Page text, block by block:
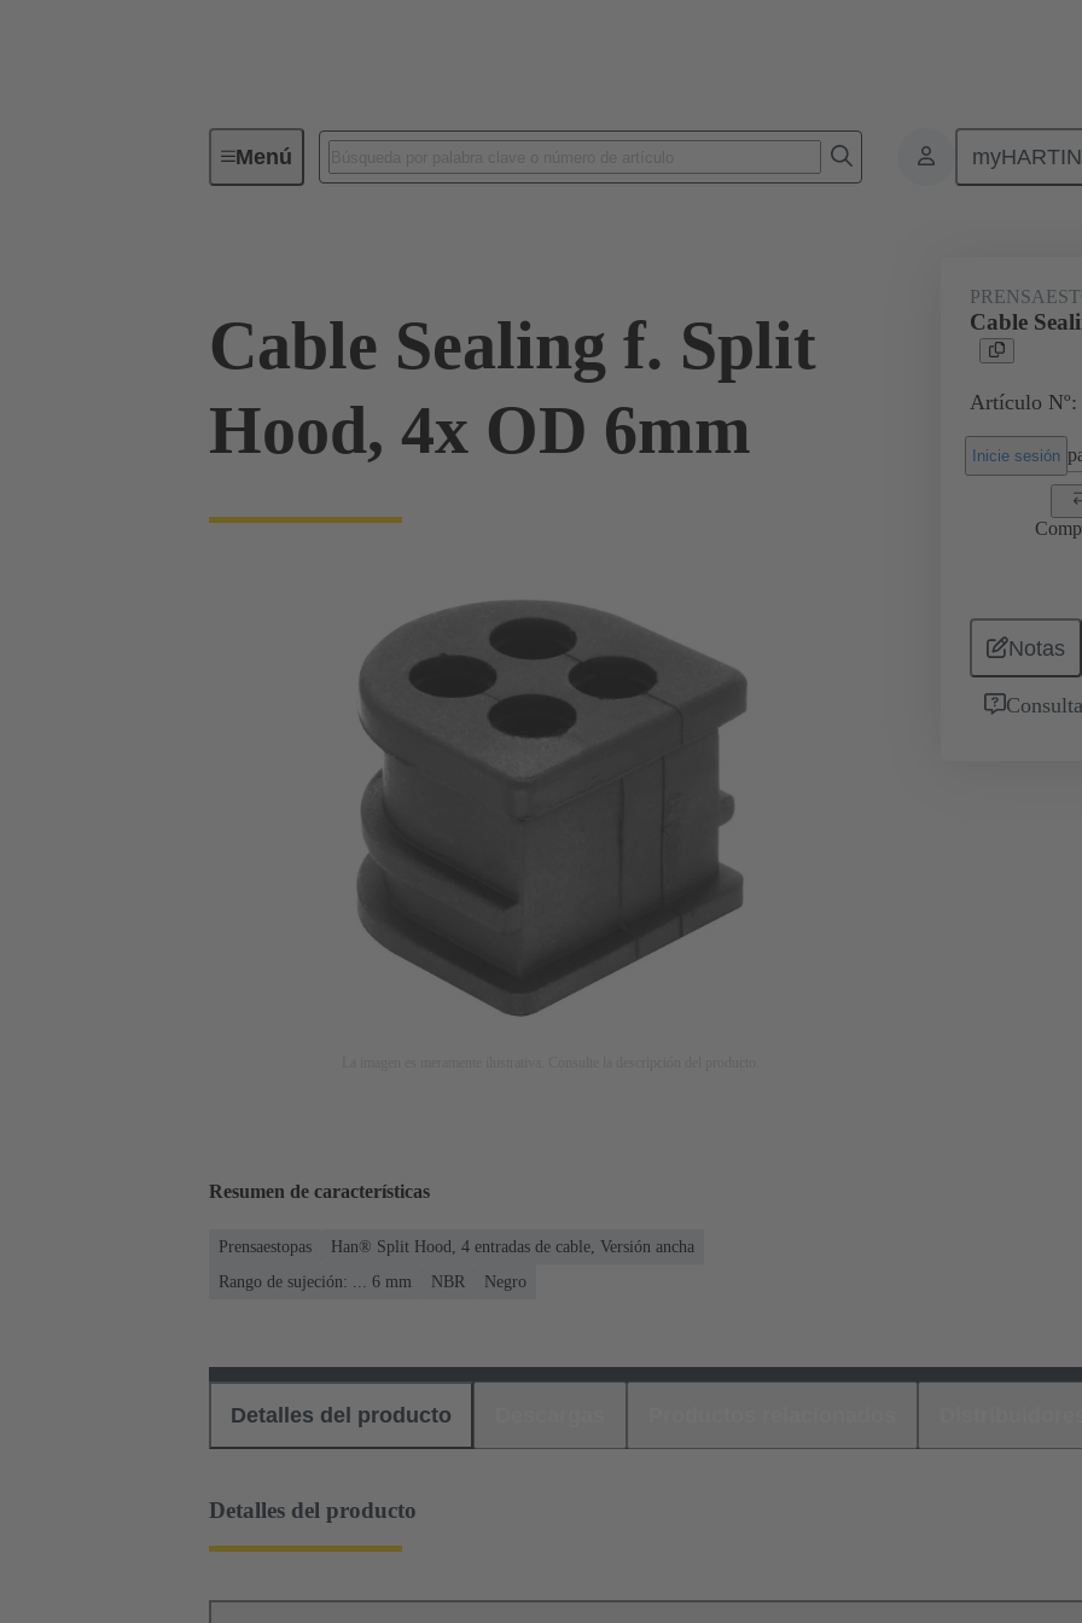
MenúConectores industriales / Han® Accesorios Junta de
Cable Sealing f. Split
Hood, 4x OD 6mm
Cable
Artículo Nº:
Inicie sesión
Notas
Resumen de características
Prensaestopas
Han® Split Hood, 4 entradas de cable, Versión ancha
Rango de sujeción: ... 6 mm
NBR Negro
Detalles del producto
Detalles del producto